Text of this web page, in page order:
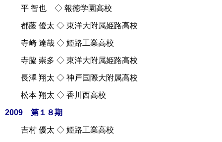
平 智也 ◇ 報徳学園高校
都藤 優太 ◇ 東洋大附属姫路高校
寺崎 達哉 ◇ 姫路工業高校
寺脇 崇多 ◇ 東洋大附属姫路高校
長澤 翔太 ◇ 神戸国際大附属高校
松本 翔太 ◇ 香川西高校
2009 第１８期
吉村 優太 ◇ 姫路工業高校